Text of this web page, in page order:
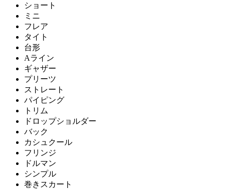
ショート
ミニ
フレア
タイト
台形
Aライン
ギャザー
プリーツ
ストレート
パイピング
トリム
ドロップショルダー
バック
カシュクール
フリンジ
ドルマン
シンプル
巻きスカート